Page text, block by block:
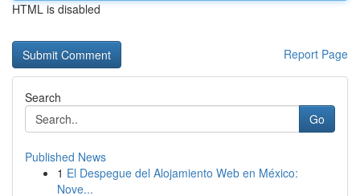
HTML is disabled
Report Page
Search
Go
Published News
1 El Despegue del Alojamiento Web en México:
Nove...